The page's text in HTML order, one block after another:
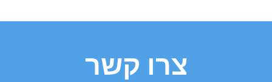
צרו קשר